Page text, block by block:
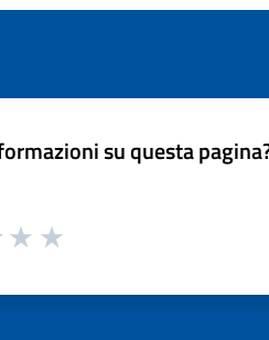
su questa